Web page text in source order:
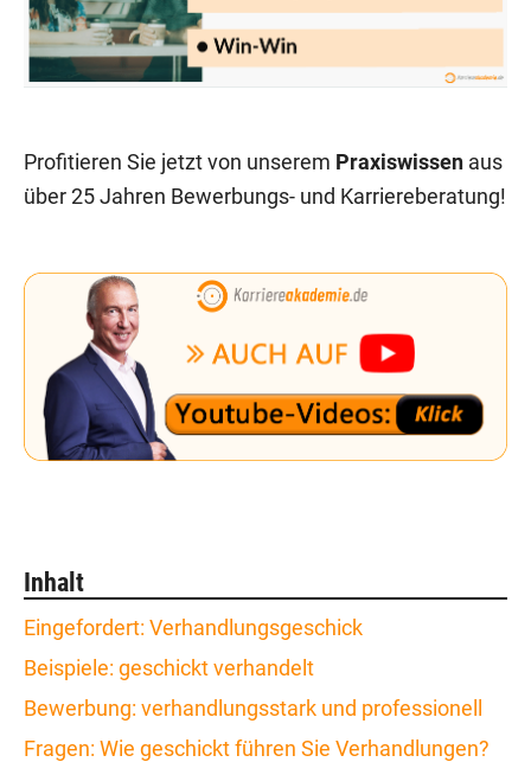
Profitieren Sie jetzt von unserem Praxiswissen aus
über 25 Jahren Bewerbungs- und Karriereberatung!
Inhalt
Eingefordert: Verhandlungsgeschick
Beispiele: geschickt verhandelt
Bewerbung: verhandlungsstark und professionell
Fragen: Wie geschickt führen Sie Verhandlungen?